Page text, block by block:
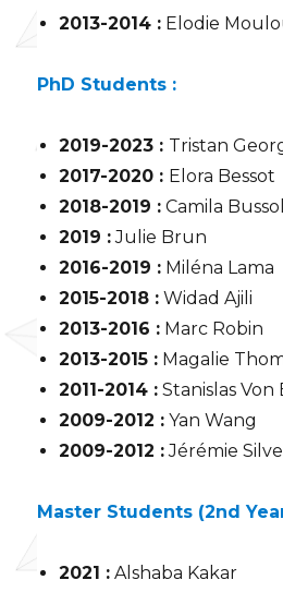
2013-2014 : Elodie
PhD Students :
2019-2023 : Tristan
2017-2020 : Elora Bessot
2018-2019 : Camila
2019 :Julie Brun
2016-2019 : Miléna Lama
2015-2018 : Widad Ajili
2013-2016 : Marc Robin
2013-2015 : Magalie
2011-2014 : Stanislas Von
2009-2012 : Yan Wang
2009-2012 :Jérémie
Master Students (2nd
2021 : Alshaba Kakar